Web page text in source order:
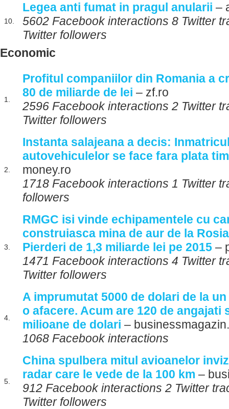
10.
Legea anti fumat in pragul anularii –
5602 Facebook interactions 8 Twitter
Twitter followers
Economic
1.
Profitul companiilor din Romania a
80 de miliarde de lei – zf.ro
2596 Facebook interactions 2 Twitter
Twitter followers
2.
Instanta salajeana a decis:
autovehiculelor se face fara plata
money.ro
1718 Facebook interactions 1 Twitter
followers
3.
RMGC isi vinde echipamentele cu
construiasca mina de aur de la
Pierderi de 1,3 miliarde lei pe 2015 –
1471 Facebook interactions 4 Twitter
Twitter followers
4.
A imprumutat 5000 de dolari de la
o afacere. Acum are 120 de angajati
milioane de dolari –
1068 Facebook interactions
5.
China spulbera mitul avioanelor
radar care le vede de la 100 km –
912 Facebook interactions 2 Twitter
Twitter followers